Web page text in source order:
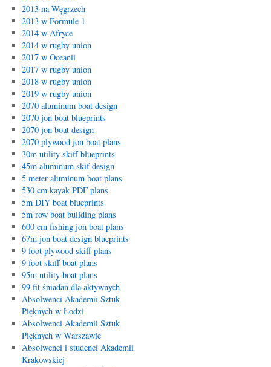
2013 na Węgrzech
2013 w Formule 1
2014 w Afryce
2014 w rugby union
2017 w Oceanii
2017 w rugby union
2018 w rugby union
2019 w rugby union
2070 aluminum boat design
2070 jon boat blueprints
2070 jon boat design
2070 plywood jon boat plans
30m utility skiff blueprints
45m aluminum skif design
5 meter aluminum boat plans
530 cm kayak PDF plans
5m DIY boat blueprints
5m row boat building plans
600 cm fishing jon boat plans
67m jon boat design blueprints
9 foot plywood skiff plans
9 foot skiff boat plans
95m utility boat plans
99 fit śniadan dla aktywnych
Absolwenci Akademii Sztuk
Pięknych w Łodzi
Absolwenci Akademii Sztuk
Pięknych w Warszawie
Absolwenci i studenci Akademii
Krakowskiej